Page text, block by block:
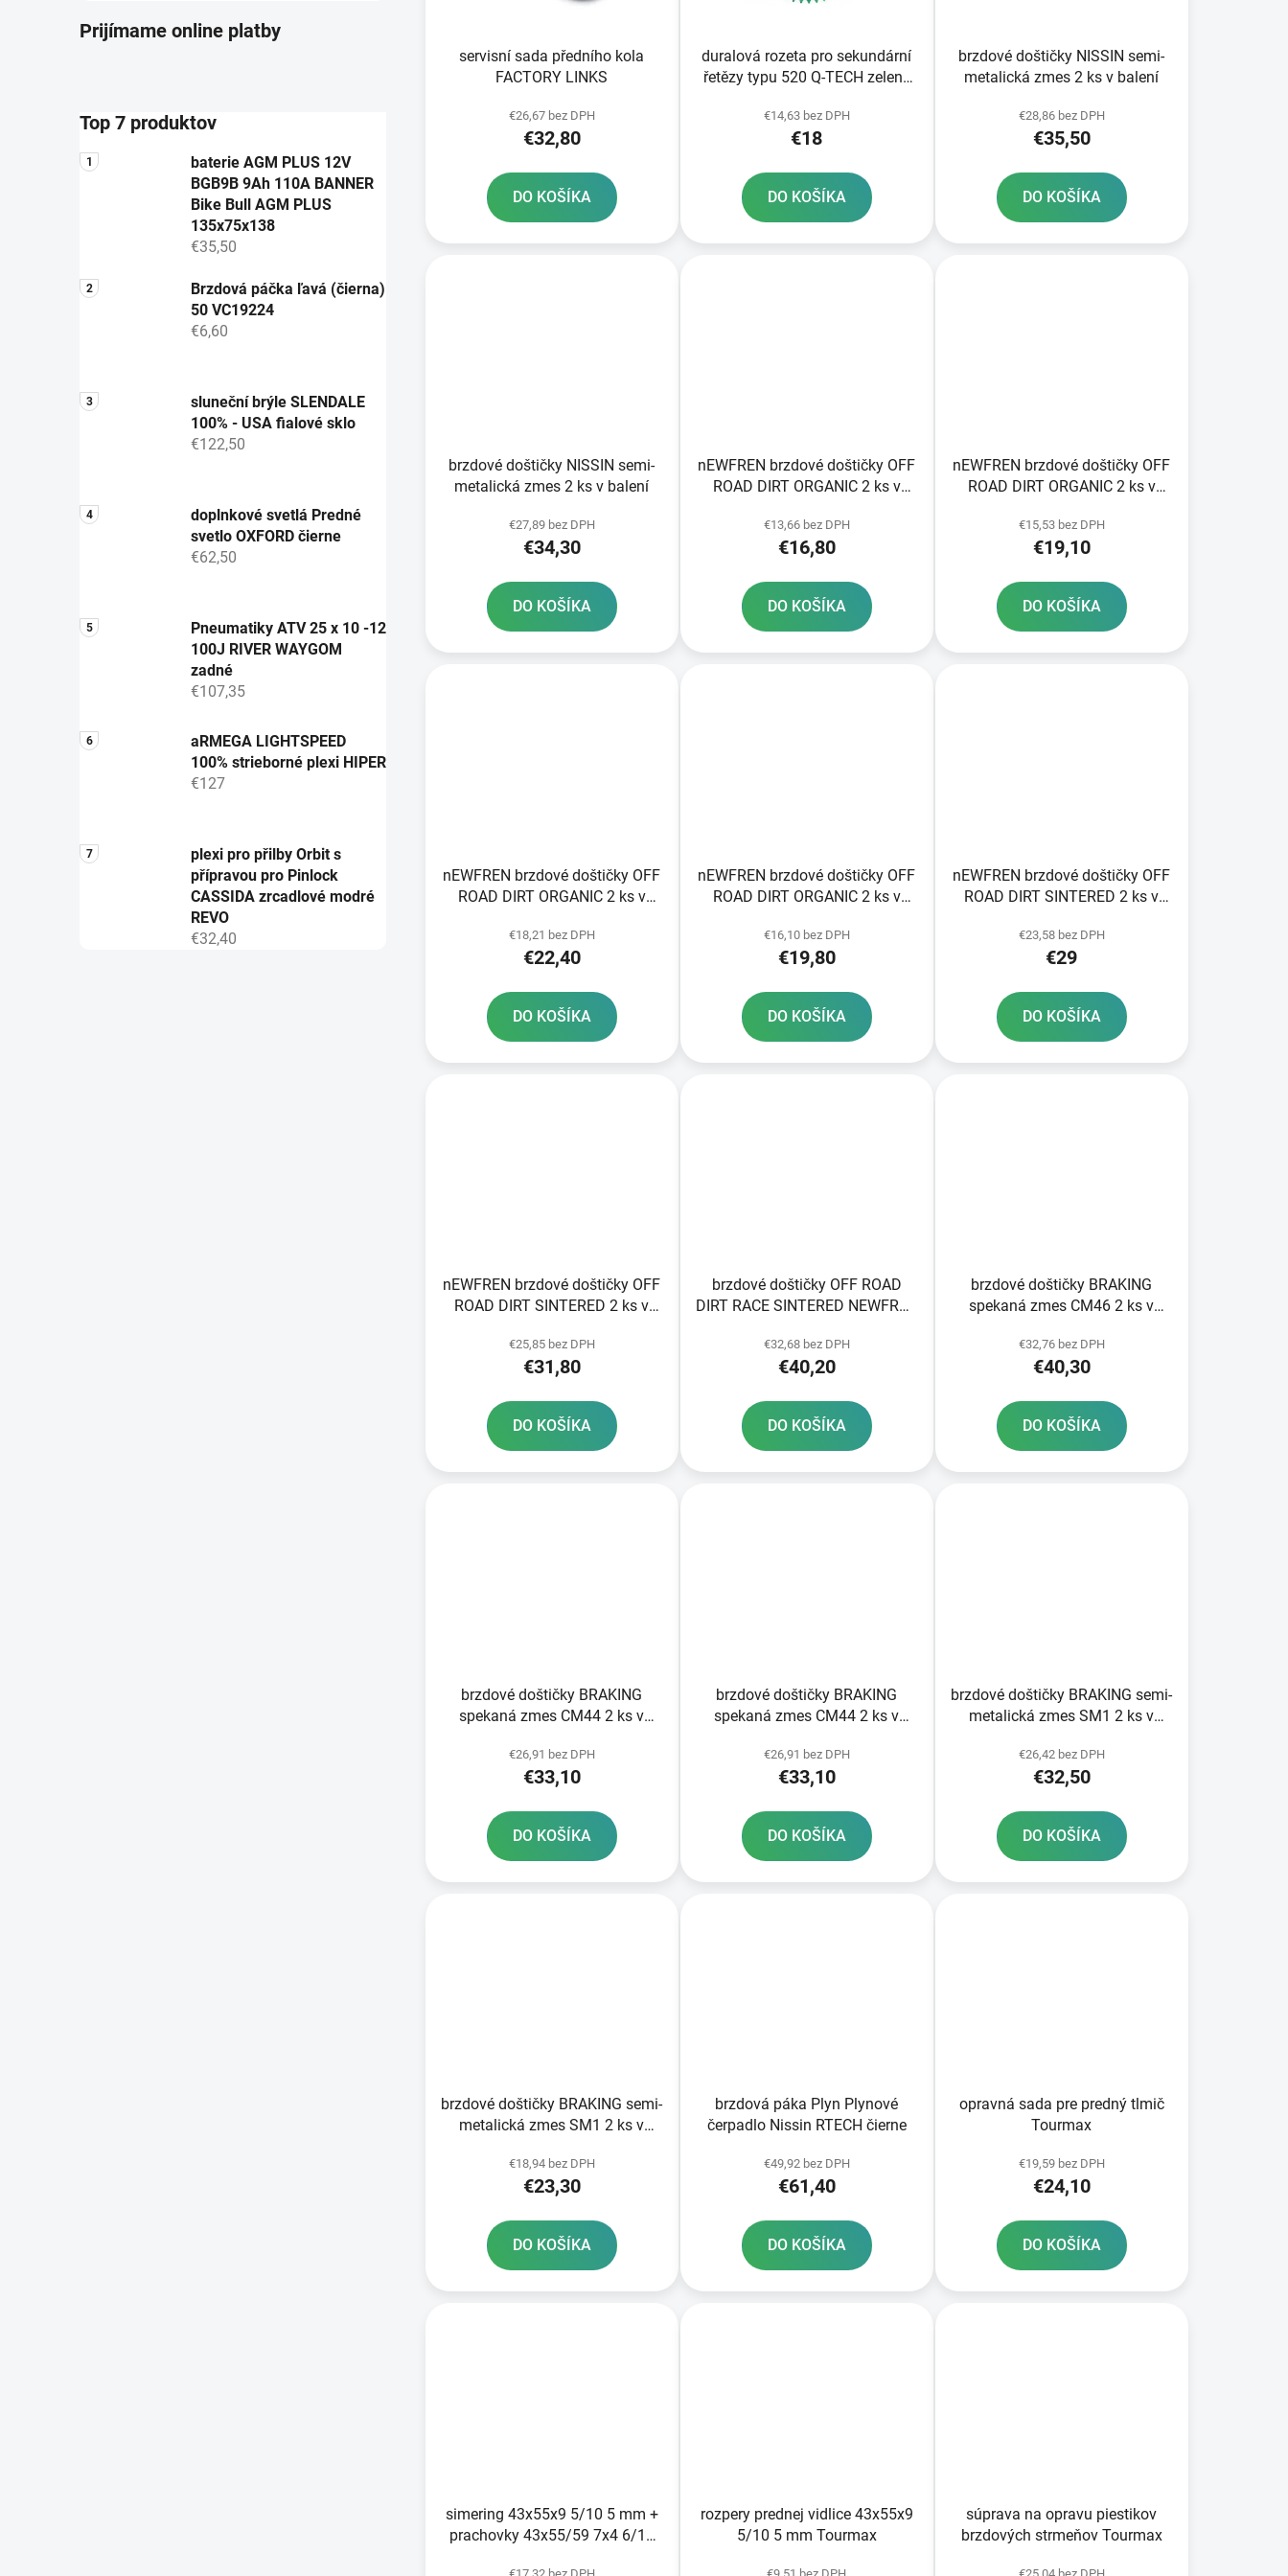
Prijímame online platby
Top 7 produktov
baterie AGM PLUS 12V
BGB9B 9Ah 110A BANNER
Bike Bull AGM PLUS
135x75x138
€35,50
Brzdová páčka ľavá (čierna)
50 VC19224
€6,60
sluneční brýle SLENDALE
100% - USA fialové sklo
€122,50
doplnkové svetlá Predné
svetlo OXFORD čierne
€62,50
Pneumatiky ATV 25 x 10 -12
100J RIVER WAYGOM
zadné
€107,35
aRMEGA LIGHTSPEED
100% strieborné plexi HIPER
€127
plexi pro přilby Orbit s
přípravou pro Pinlock
CASSIDA zrcadlové modré
REVO
€32,40
o
v
servisní sada předního kola
FACTORY LINKS
€26,67 bez DPH
€32,80
DO KOŠÍKA
duralová rozeta pro sekundární
řetězy typu 520 Q-TECH zelený
€14,63 bez DPH
€18
DO KOŠÍKA
brzdové doštičky NISSIN semi-
metalická zmes 2 ks v balení
€28,86 bez DPH
€35,50
DO KOŠÍKA
brzdové doštičky NISSIN semi-
metalická zmes 2 ks v balení
€27,89 bez DPH
€34,30
DO KOŠÍKA
nEWFREN brzdové doštičky OFF
ROAD DIRT ORGANIC 2 ks v
€13,66 bez DPH
€16,80
DO KOŠÍKA
nEWFREN brzdové doštičky OFF
ROAD DIRT ORGANIC 2 ks v
€15,53 bez DPH
€19,10
DO KOŠÍKA
nEWFREN brzdové doštičky OFF
ROAD DIRT ORGANIC 2 ks v
€18,21 bez DPH
€22,40
DO KOŠÍKA
nEWFREN brzdové doštičky OFF
ROAD DIRT ORGANIC 2 ks v
€16,10 bez DPH
€19,80
DO KOŠÍKA
nEWFREN brzdové doštičky OFF
ROAD DIRT SINTERED 2 ks v
€23,58 bez DPH
€29
DO KOŠÍKA
nEWFREN brzdové doštičky OFF
ROAD DIRT SINTERED 2 ks v
€25,85 bez DPH
€31,80
DO KOŠÍKA
brzdové doštičky OFF ROAD
DIRT RACE SINTERED NEWFREN
€32,68 bez DPH
€40,20
DO KOŠÍKA
brzdové doštičky BRAKING
spekaná zmes CM46 2 ks v
€32,76 bez DPH
€40,30
DO KOŠÍKA
brzdové doštičky BRAKING
spekaná zmes CM44 2 ks v
€26,91 bez DPH
€33,10
DO KOŠÍKA
brzdové doštičky BRAKING
spekaná zmes CM44 2 ks v
€26,91 bez DPH
€33,10
DO KOŠÍKA
brzdové doštičky BRAKING semi-
metalická zmes SM1 2 ks v
€26,42 bez DPH
€32,50
DO KOŠÍKA
brzdové doštičky BRAKING semi-
metalická zmes SM1 2 ks v
€18,94 bez DPH
€23,30
DO KOŠÍKA
brzdová páka Plyn Plynové
čerpadlo Nissin RTECH čierne
€49,92 bez DPH
€61,40
DO KOŠÍKA
opravná sada pre predný tlmič
Tourmax
€19,59 bez DPH
€24,10
DO KOŠÍKA
simering 43x55x9 5/10 5 mm +
prachovky 43x55/59 7x4 6/14
rozpery prednej vidlice 43x55x9
5/10 5 mm Tourmax
súprava na opravu piestikov
brzdových strmeňov Tourmax